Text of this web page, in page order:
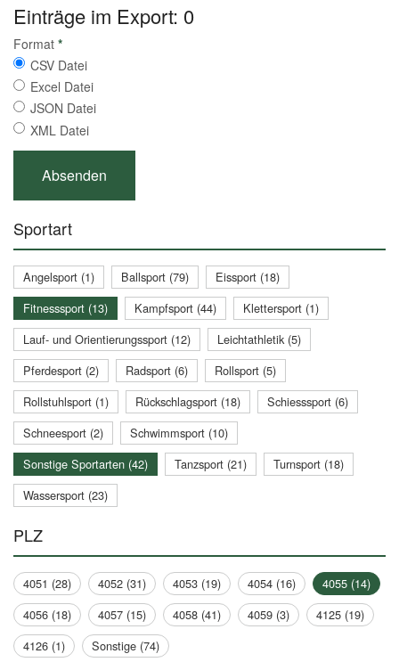
Einträge im Export: 0
Format *
CSV Datei
Excel Datei
JSON Datei
XML Datei
Sportart
Angelsport (1) Ballsport (79)
Eissport (18)
Fitnesssport (13)
Kampfsport (44)
Klettersport (1)
Lauf- und Orientierungssport (12)
Leichtathletik (5)
Pferdesport (2)
Radsport (6)
Rollsport (5)
Rollstuhlsport (1)
Rückschlagsport (18)
Schiesssport (6)
Schneesport (2)
Schwimmsport (10)
Sonstige Sportarten (42)
Tanzsport (21)
Turnsport (18)
Wassersport (23)
PLZ
4051 (28) 4052 (31) 4053 (19) 4054 (16)
4055 (14)
4056 (18)
4057 (15) 4058 (41) 4059 (3)
4125 (19)
4126 (1)
Sonstige (74)